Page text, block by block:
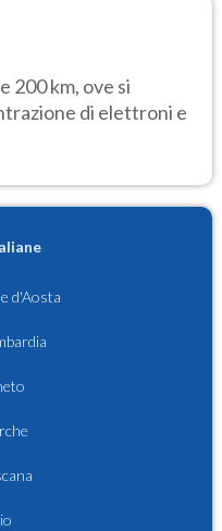
200 km, ove si
di elettroni e
d'Aosta